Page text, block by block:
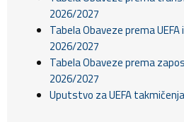
2026/2027
Tabela Obaveze prema
2026/2027
Tabela Obaveze prema
2026/2027
Uputstvo za UEFA